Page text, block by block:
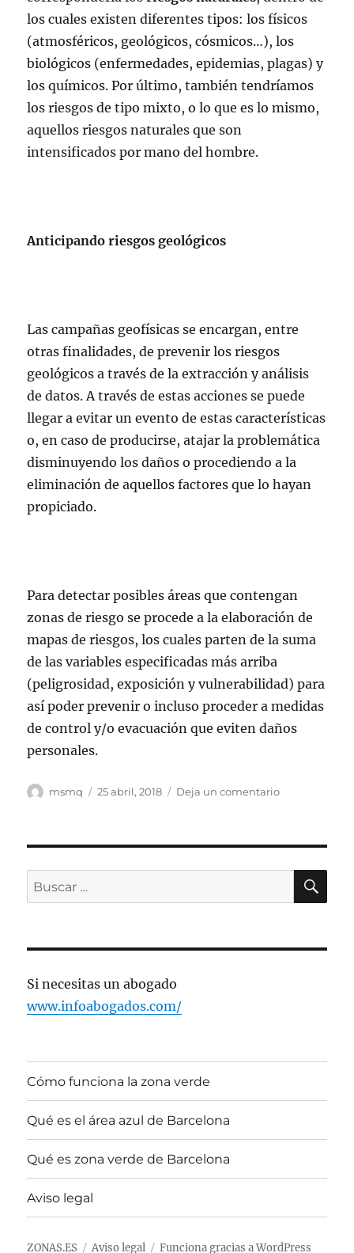
los cuales existen diferentes tipos: los físicos
(atmosféricos, geológicos, cósmicos…), los
biológicos (enfermedades, epidemias, plagas) y
los químicos. Por último, también tendríamos
los riesgos de tipo mixto, o lo que es lo mismo,
aquellos riesgos naturales que son
intensificados por mano del hombre.
Anticipando riesgos geológicos
Las campañas geofísicas se encargan, entre
otras finalidades, de prevenir los riesgos
geológicos a través de la extracción y análisis
de datos. A través de estas acciones se puede
llegar a evitar un evento de estas características
o, en caso de producirse, atajar la problemática
disminuyendo los daños o procediendo a la
eliminación de aquellos factores que lo hayan
propiciado.
Para detectar posibles áreas que contengan
zonas de riesgo se procede a la elaboración de
mapas de riesgos, los cuales parten de la suma
de las variables especificadas más arriba
(peligrosidad, exposición y vulnerabilidad) para
así poder prevenir o incluso proceder a medidas
de control y/o evacuación que eviten daños
personales.
Autor
msmq
Publicado
25 abril, 2018 Deja un comentarioen
Buscar
por:
Si necesitas un abogado
www.infoabogados.com/
Cómo funciona la zona verde
Qué es el área azul de Barcelona
Qué es zona verde de Barcelona
Aviso legal
ZONAS.ES Aviso legal Funciona gracias a WordPress